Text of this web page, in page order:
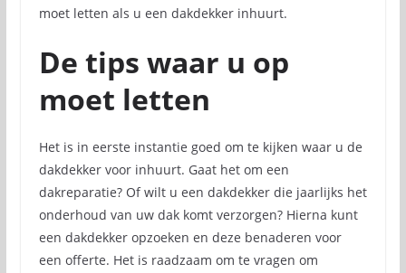
moet letten als u een dakdekker inhuurt.
De tips waar u op
moet letten
Het is in eerste instantie goed om te kijken waar u de
dakdekker voor inhuurt. Gaat het om een
dakreparatie? Of wilt u een dakdekker die jaarlijks het
onderhoud van uw dak komt verzorgen? Hierna kunt
een dakdekker opzoeken en deze benaderen voor
een offerte. Het is raadzaam om te vragen om